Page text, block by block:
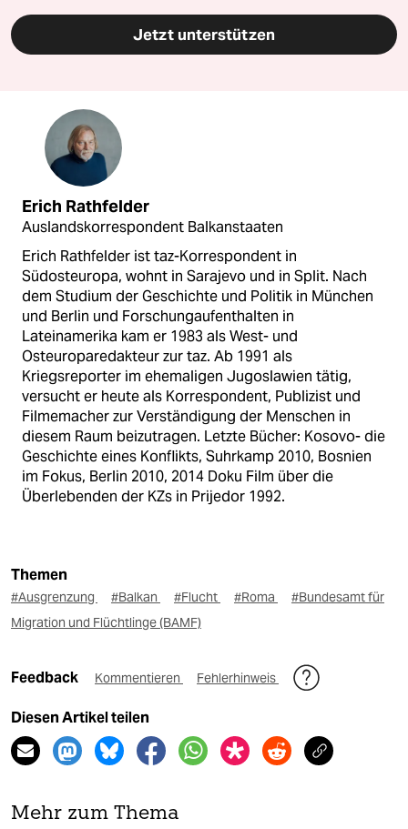
Jetzt unterstützen
Erich Rathfelder
Auslandskorrespondent Balkanstaaten
Erich Rathfelder ist taz-Korrespondent in
Südosteuropa, wohnt in Sarajevo und in Split. Nach
dem Studium der Geschichte und Politik in München
und Berlin und Forschungaufenthalten in
Lateinamerika kam er 1983 als West- und
Osteuroparedakteur zur taz. Ab 1991 als
Kriegsreporter im ehemaligen Jugoslawien tätig,
versucht er heute als Korrespondent, Publizist und
Filmemacher zur Verständigung der Menschen in
diesem Raum beizutragen. Letzte Bücher: Kosovo- die
Geschichte eines Konflikts, Suhrkamp 2010, Bosnien
im Fokus, Berlin 2010, 2014 Doku Film über die
Überlebenden der KZs in Prijedor 1992.
Themen
#Ausgrenzung #Balkan #Flucht #Roma
#Bundesamt für
Migration und Flüchtlinge (BAMF)
Feedback Kommentieren Fehlerhinweis
Diesen Artikel teilen
Mehr zum Thema